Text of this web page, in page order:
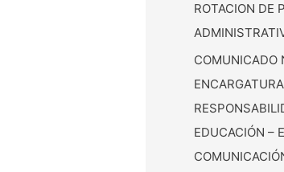
ROTACION DE
COMUNICADO
EDUCACIÓN –